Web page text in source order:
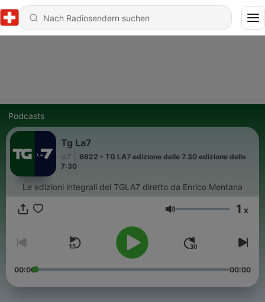
Podcasts
Tg La7
la7
6622 - TG LA7 edizione delle 7.30 edizione delle
7:30
Le edizioni integrali del TGLA7 diretto da Enrico Mentana
Lautstärke 1 x
00:00 00:00